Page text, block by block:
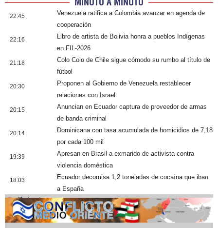
22:45
Venezuela ratifica a Colombia avanzar en agenda de
cooperación
22:16
Libro de artista de Bolivia honra a pueblos Indígenas
en FIL-2026
21:18
Colo Colo de Chile sigue cómodo su rumbo al título de
fútbol
20:30
Proponen al Gobierno de Venezuela restablecer
relaciones con Israel
20:15
Anuncian en Ecuador captura de proveedor de armas
de banda criminal
20:14
Dominicana con tasa acumulada de homicidios de 7,18
por cada 100 mil
19:39
Apresan en Brasil a exmarido de activista contra
violencia doméstica
18:03
Ecuador decomisa 1,2 toneladas de cocaína que iban
a España
Cobertura